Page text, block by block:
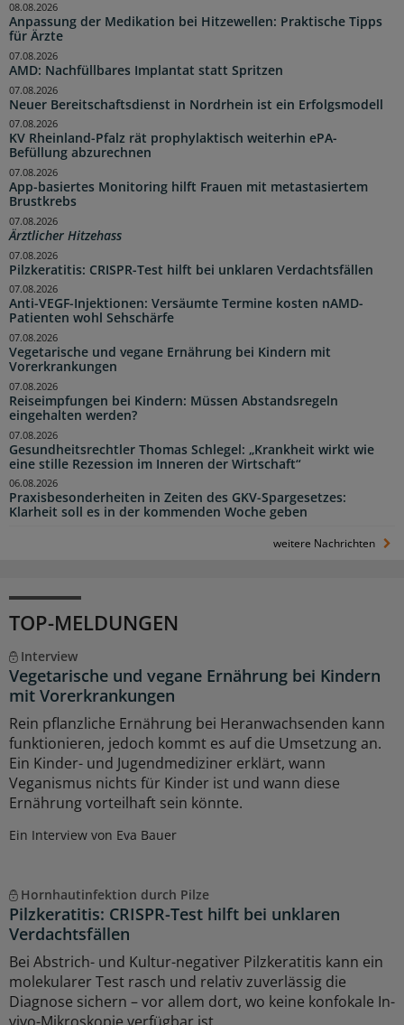
Anpassung der Medikation bei Hitzewellen: Praktische Tipps
für Ärzte
08.08.2026
AMD: Nachfüllbares Implantat statt Spritzen
07.08.2026
Neuer Bereitschaftsdienst in Nordrhein ist ein Erfolgsmodell
07.08.2026
KV Rheinland-Pfalz rät prophylaktisch weiterhin ePA-
Befüllung abzurechnen
07.08.2026
App-basiertes Monitoring hilft Frauen mit metastasiertem
Brustkrebs
07.08.2026
Ärztlicher Hitzehass
07.08.2026
Pilzkeratitis: CRISPR-Test hilft bei unklaren Verdachtsfällen
07.08.2026
Anti-VEGF-Injektionen: Versäumte Termine kosten nAMD-
Patienten wohl Sehschärfe
07.08.2026
Vegetarische und vegane Ernährung bei Kindern mit
Vorerkrankungen
07.08.2026
Reiseimpfungen bei Kindern: Müssen Abstandsregeln
eingehalten werden?
07.08.2026
Gesundheitsrechtler Thomas Schlegel: „Krankheit wirkt wie
eine stille Rezession im Inneren der Wirtschaft“
07.08.2026
Praxisbesonderheiten in Zeiten des GKV-Spargesetzes:
Klarheit soll es in der kommenden Woche geben
06.08.2026
weitere Nachrichten
TOP-MELDUNGEN
Interview
Vegetarische und vegane Ernährung bei Kindern
mit Vorerkrankungen
Rein pflanzliche Ernährung bei Heranwachsenden kann
funktionieren, jedoch kommt es auf die Umsetzung an.
Ein Kinder- und Jugendmediziner erklärt, wann
Veganismus nichts für Kinder ist und wann diese
Ernährung vorteilhaft sein könnte.
Ein Interview von Eva Bauer
Hornhautinfektion durch Pilze
Pilzkeratitis: CRISPR-Test hilft bei unklaren
Verdachtsfällen
Bei Abstrich- und Kultur-negativer Pilzkeratitis kann ein
molekularer Test rasch und relativ zuverlässig die
Diagnose sichern – vor allem dort, wo keine konfokale In-